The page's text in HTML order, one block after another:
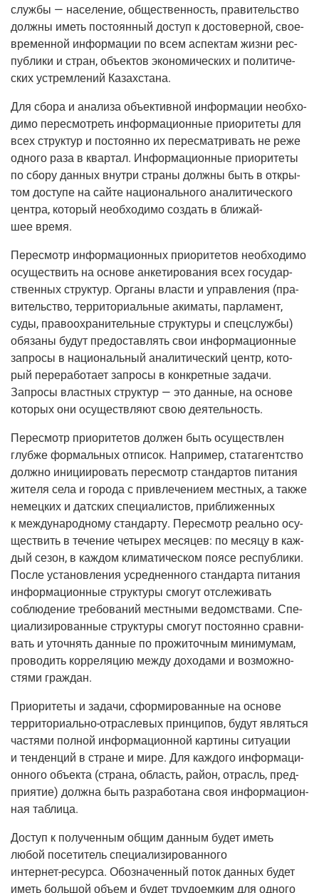
служ­бы — насе­ле­ние, обще­ствен­ность, пра­ви­тель­ство
долж­ны иметь посто­ян­ный доступ к досто­вер­ной, свое­
вре­мен­ной инфор­ма­ции по всем аспек­там жиз­ни рес­
пуб­ли­ки и стран, объ­ек­тов эко­но­ми­че­ских и поли­ти­че­
ских устрем­ле­ний Казахстана.
Для сбо­ра и ана­ли­за объ­ек­тив­ной инфор­ма­ции необ­хо­
ди­мо пере­смот­реть инфор­ма­ци­он­ные при­о­ри­те­ты для
всех струк­тур и посто­ян­но их пере­смат­ри­вать не реже
одно­го раза в квар­тал. Инфор­ма­ци­он­ные при­о­ри­те­ты
по сбо­ру дан­ных внут­ри стра­ны долж­ны быть в откры­
том досту­пе на сай­те наци­о­наль­но­го ана­ли­ти­че­ско­го
цен­тра, кото­рый необ­хо­ди­мо создать в бли­жай­
шее время.
Пере­смотр инфор­ма­ци­он­ных при­о­ри­те­тов необ­хо­ди­мо
осу­ще­ствить на осно­ве анке­ти­ро­ва­ния всех госу­дар­
ствен­ных струк­тур. Орга­ны вла­сти и управ­ле­ния (пра­
ви­тель­ство, тер­ри­то­ри­аль­ные аки­ма­ты, пар­ла­мент,
суды, пра­во­охра­ни­тель­ные струк­ту­ры и спец­служ­бы)
обя­за­ны будут предо­став­лять свои инфор­ма­ци­он­ные
запро­сы в наци­о­наль­ный ана­ли­ти­че­ский центр, кото­
рый пере­ра­бо­та­ет запро­сы в кон­крет­ные зада­чи.
Запро­сы власт­ных струк­тур — это дан­ные, на осно­ве
кото­рых они осу­ществ­ля­ют свою деятельность.
Пере­смотр при­о­ри­те­тов дол­жен быть осу­ществ­лен
глуб­же фор­маль­ных отпи­сок. Напри­мер, ста­та­гент­ство
долж­но ини­ци­и­ро­вать пере­смотр стан­дар­тов пита­ния
жите­ля села и горо­да с при­вле­че­ни­ем мест­ных, а так­же
немец­ких и дат­ских спе­ци­а­ли­стов, при­бли­жен­ных
к меж­ду­на­род­но­му стан­дар­ту. Пере­смотр реаль­но осу­
ще­ствить в тече­ние четы­рех меся­цев: по меся­цу в каж­
дый сезон, в каж­дом кли­ма­ти­че­ском поя­се рес­пуб­ли­ки.
После уста­нов­ле­ния усред­нен­но­го стан­дар­та пита­ния
инфор­ма­ци­он­ные струк­ту­ры смо­гут отсле­жи­вать
соблю­де­ние тре­бо­ва­ний мест­ны­ми ведом­ства­ми. Спе­
ци­а­ли­зи­ро­ван­ные струк­ту­ры смо­гут посто­ян­но срав­ни­
вать и уточ­нять дан­ные по про­жи­точ­ным мини­му­мам,
про­во­дить кор­ре­ля­цию меж­ду дохо­да­ми и воз­мож­но­
стя­ми граждан.
При­о­ри­те­ты и зада­чи, сфор­ми­ро­ван­ные на осно­ве
тер­ри­то­ри­аль­но-отрас­ле­вых прин­ци­пов, будут являть­ся
частя­ми пол­ной инфор­ма­ци­он­ной кар­ти­ны ситу­а­ции
и тен­ден­ций в стране и мире. Для каж­до­го инфор­ма­ци­
он­но­го объ­ек­та (стра­на, область, рай­он, отрасль, пред­
при­я­тие) долж­на быть раз­ра­бо­та­на своя инфор­ма­ци­он­
ная таблица.
Доступ к полу­чен­ным общим дан­ным будет иметь
любой посе­ти­тель спе­ци­а­ли­зи­ро­ван­но­го
интер­нет-ресур­са. Обо­зна­чен­ный поток дан­ных будет
иметь боль­шой объ­ем и будет тру­до­ем­ким для одно­го